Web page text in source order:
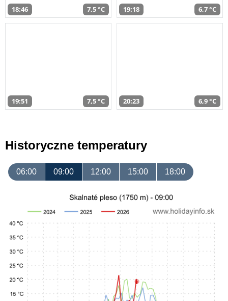
18:46 7,5 °C 19:18 6,7 °C
19:51 7,5 °C 20:23 6,9 °C
Historyczne temperatury
06:00 09:00 12:00 15:00 18:00